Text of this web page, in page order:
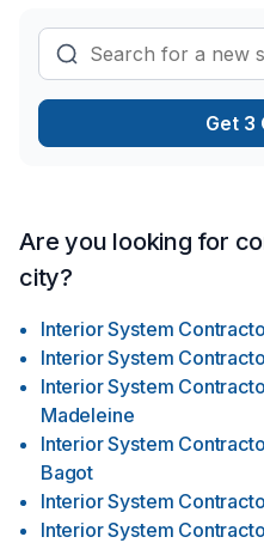
Get 3
Are you looking for
city?
Interior System
Interior System
Interior System
Madeleine
Interior System
Bagot
Interior System
Interior System